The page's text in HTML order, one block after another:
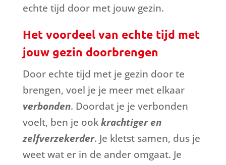
echte tijd door met jouw gezin.
Het voordeel van echte tijd met
jouw gezin doorbrengen
Door echte tijd met je gezin door te
brengen, voel je je meer met elkaar
verbonden. Doordat je je verbonden
voelt, ben je ookkrachtiger en
zelfverzekerder. Je kletst samen, dus je
weet wat er in de ander omgaat. Je